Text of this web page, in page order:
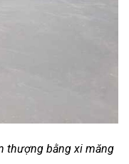
thượng bằng xi măng